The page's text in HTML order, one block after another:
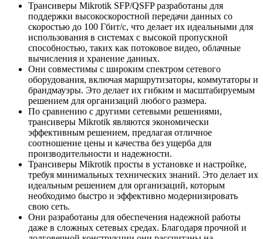
Трансиверы Mikrotik SFP/QSFP разработаны для
поддержки высокоскоростной передачи данных со
скоростью до 100 Гбит/с, что делает их идеальными для
использования в системах с высокой пропускной
способностью, таких как потоковое видео, облачные
вычисления и хранение данных.
Они совместимы с широким спектром сетевого
оборудования, включая маршрутизаторы, коммутаторы и
брандмауэры. Это делает их гибким и масштабируемым
решением для организаций любого размера.
По сравнению с другими сетевыми решениями,
трансиверы Mikrotik являются экономически
эффективным решением, предлагая отличное
соотношение цены и качества без ущерба для
производительности и надежности.
Трансиверы Mikrotik просты в установке и настройке,
требуя минимальных технических знаний. Это делает их
идеальным решением для организаций, которым
необходимо быстро и эффективно модернизировать
свою сеть.
Они разработаны для обеспечения надежной работы
даже в сложных сетевых средах. Благодаря прочной и